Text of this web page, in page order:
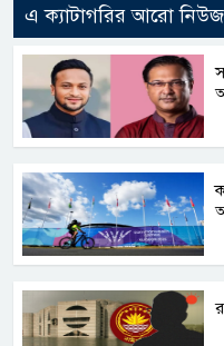
এ ক্যাটাগরির আরো নিউজ